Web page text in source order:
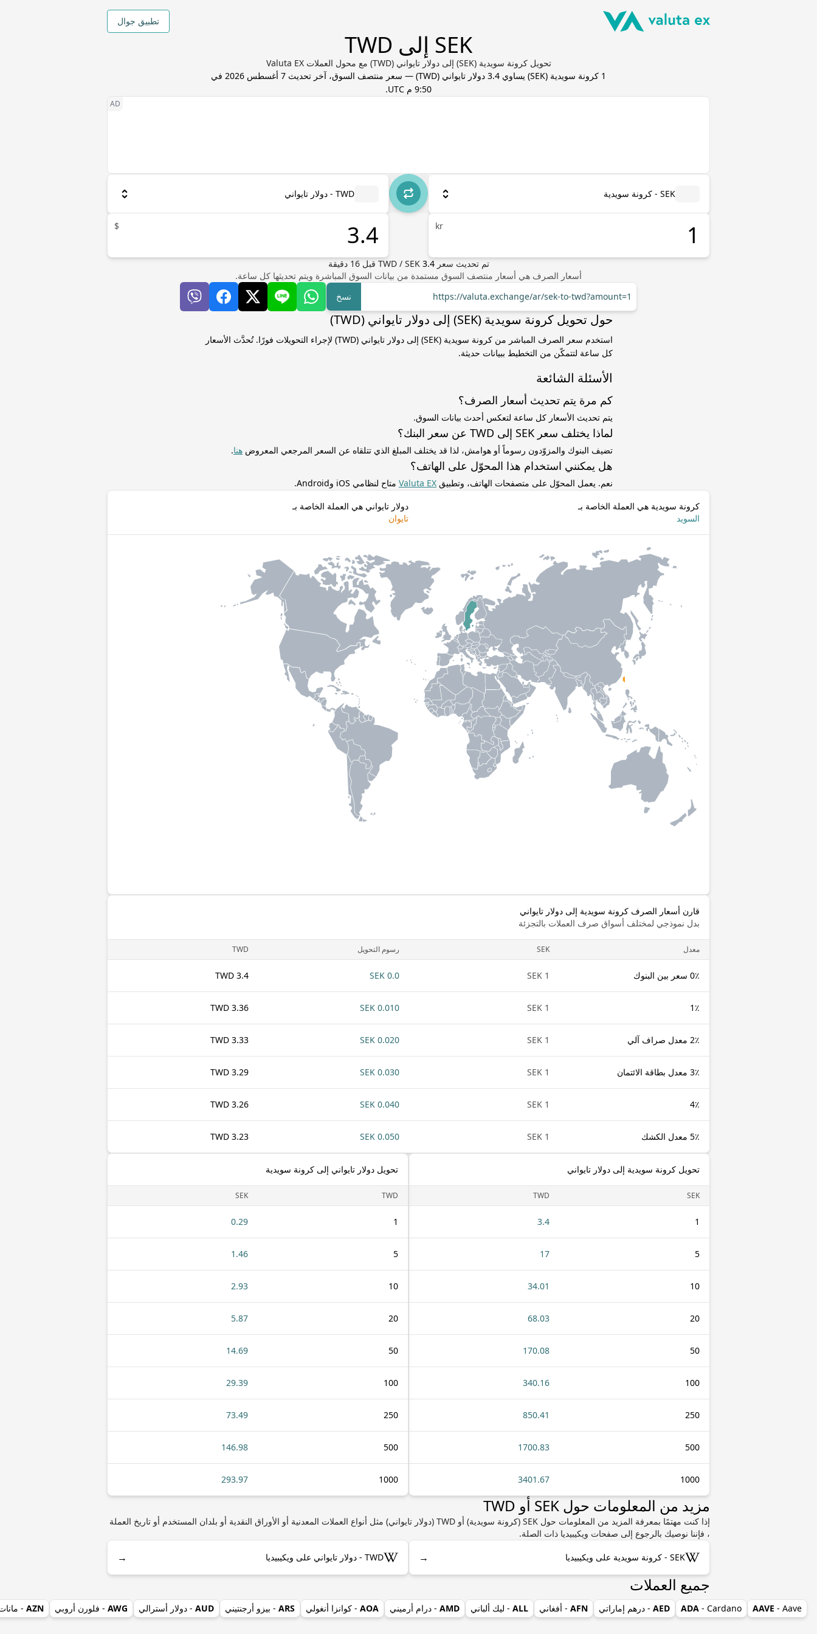
تطبيق جوال
SEK إلى TWD
تحويل كرونة سويدية (SEK) إلى دولار تايواني (TWD) مع محول العملات Valuta EX
1 كرونة سويدية (
SEK) يساوي 3.4 دولار تايواني (
TWD) — سعر منتصف السوق، آخر تحديث
7 أغسطس 2026 في
9:50 م UTC
.
SEK - كرونة سويدية
kr
TWD - دولار تايواني
$
تم تحديث سعر TWD/ SEK 3.4 قبل16 دقيقة
أسعار الصرف هي أسعار منتصف السوق مستمدة من بيانات السوق المباشرة ويتم تحديثها كل ساعة.
https://valuta.exchange/ar/sek-to-twd?amount=1
نسخ
حول تحويل كرونة سويدية (SEK) إلى دولار تايواني (TWD)
استخدم سعر الصرف المباشر من كرونة سويدية (SEK) إلى دولار تايواني (TWD) لإجراء التحويلات فورًا. تُحدَّث الأسعار
كل ساعة لتتمكّن من التخطيط ببيانات حديثة.
الأسئلة الشائعة
كم مرة يتم تحديث أسعار الصرف؟
يتم تحديث الأسعار كل ساعة لتعكس أحدث بيانات السوق.
لماذا يختلف سعر SEK إلى TWD عن سعر البنك؟
تضيف البنوك والمزوّدون رسوماً أو هوامش، لذا قد يختلف المبلغ الذي تتلقاه عن السعر المرجعي المعروض هنا.
هل يمكنني استخدام هذا المحوّل على الهاتف؟
نعم. يعمل المحوّل على متصفحات الهاتف، وتطبيق Valuta EX متاح لنظامي iOS وAndroid.
كرونة سويدية هي العملة الخاصة بـ
السويد
دولار تايواني هي العملة الخاصة بـ
تايوان
قارن أسعار الصرف كرونة سويدية إلى دولار تايواني
بدل نموذجي لمختلف أسواق صرف العملات بالتجزئة
معدل SEK رسوم التحويل TWD
0٪ سعر بين البنوك 1 SEK
0.0 SEK
3.4 TWD
1٪ 1 SEK
0.010 SEK
3.36 TWD
2٪ معدل صراف آلي 1 SEK
0.020 SEK
3.33 TWD
3٪ معدل بطاقة الائتمان 1 SEK
0.030 SEK
3.29 TWD
4٪ 1 SEK
0.040 SEK
3.26 TWD
5٪ معدل الكشك 1 SEK
0.050 SEK
3.23 TWD
تحويل كرونة سويدية إلى دولار تايواني
SEK
TWD
1
3.4
5
17
10
34.01
20
68.03
50
170.08
100
340.16
250
850.41
500
1700.83
1000
3401.67
تحويل دولار تايواني إلى كرونة سويدية
TWD
SEK
1
0.29
5
1.46
10
2.93
20
5.87
50
14.69
100
29.39
250
73.49
500
146.98
1000
293.97
مزيد من المعلومات حول SEK أو TWD
إذا كنت مهتمًا بمعرفة المزيد من المعلومات حول SEK (كرونة سويدية) أو TWD (دولار تايواني) مثل أنواع العملات المعدنية أو الأوراق النقدية أو بلدان المستخدم أو تاريخ العملة
، فإننا نوصيك بالرجوع إلى صفحات ويكيبيديا ذات الصلة.
SEK - كرونة سويدية على ويكيبيديا → TWD - دولار تايواني على ويكيبيديا →
جميع العملات
AAVE - Aave
ADA - Cardano
AED - درهم إماراتي AFN - أفغاني ALL - ليك ألباني AMD - درام أرميني AOA - كوانزا أنغولي ARS - بيزو أرجنتيني AUD - دولار أسترالي AWG - فلورن أروبي AZN
-